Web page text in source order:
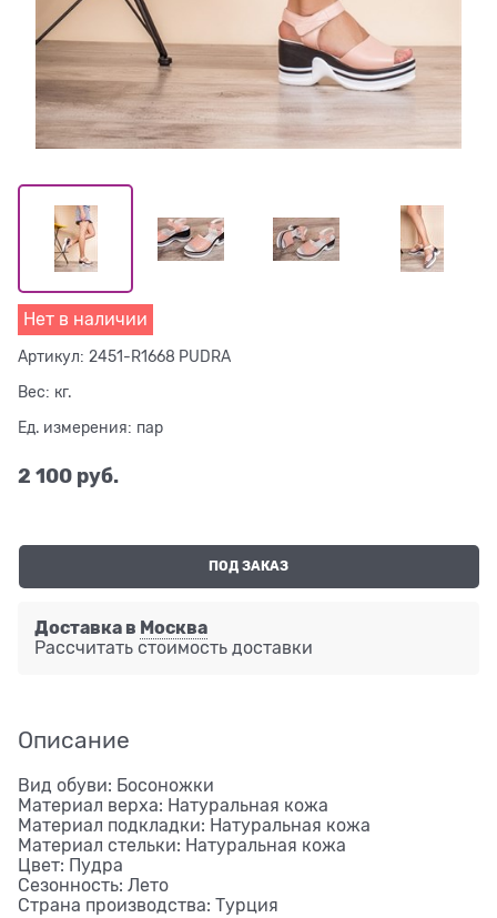
Нет в наличии
Артикул: 2451-R1668 PUDRA
Вес: кг.
Ед. измерения: пар
2 100 руб.
ПОД ЗАКАЗ
Доставка в Москва
Рассчитать стоимость доставки
Описание
Вид обуви: Босоножки
Материал верха: Натуральная кожа
Материал подкладки: Натуральная кожа
Материал стельки: Натуральная кожа
Цвет: Пудра
Сезонность: Лето
Страна производства: Турция